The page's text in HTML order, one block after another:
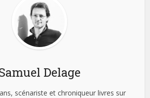
Delage
scénariste et chroniqueur livres sur